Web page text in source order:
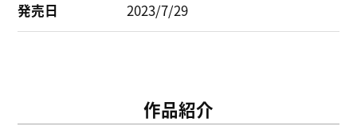
発売日 2023/7/29
作品紹介